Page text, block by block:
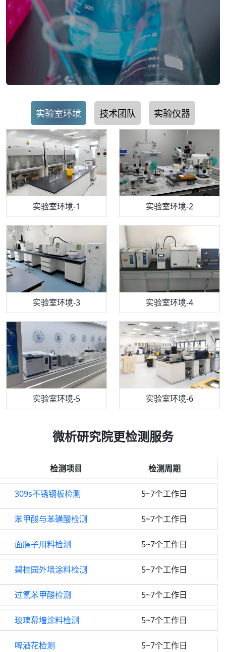
实验室环境 技术团队 实验仪器
实验室环境-1 实验室环境-2
实验室环境-3 实验室环境-4
实验室环境-5 实验室环境-6
机构质检技术员-1 机构质检技术员-2
机构质检技术员-3 机构质检技术员-4
机构质检技术员-5 机构质检技术员-6
步入式恒温恒湿试验箱 电感耦合等离子体光谱仪
高效液相色谱仪 流式细胞仪
气相色谱仪 万能力学试验仪
微析研究院更检测服务
检测项目 检测周期
309s不锈钢板检测 5~7个工作日
苯甲酸与苯磺酸检测 5~7个工作日
面臊子用料检测 5~7个工作日
碧桂园外墙涂料检测 5~7个工作日
过氢苯甲酸检测 5~7个工作日
玻璃幕墙涂料检测 5~7个工作日
啤酒花检测 5~7个工作日